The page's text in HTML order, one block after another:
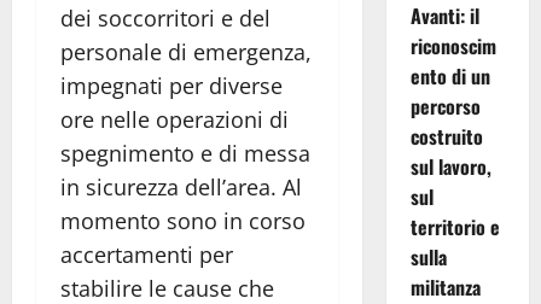
dei soccorritori e del
personale di emergenza,
impegnati per diverse
ore nelle operazioni di
spegnimento e di messa
in sicurezza dell’area. Al
momento sono in corso
accertamenti per
stabilire le cause che
Avanti: il
riconoscim
ento di un
percorso
costruito
sul lavoro,
sul
territorio e
sulla
militanza